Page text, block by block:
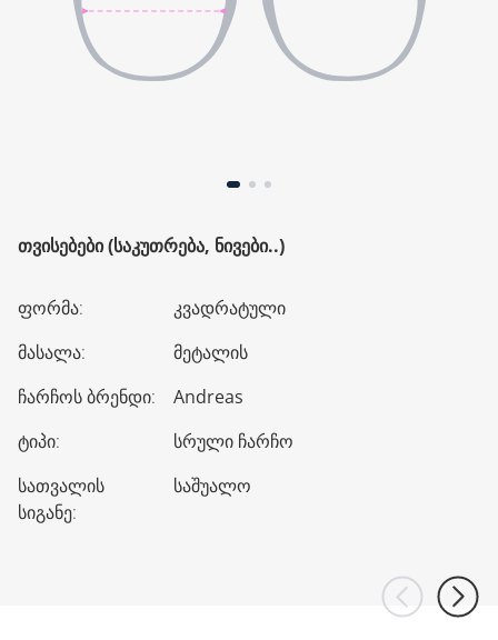
ᲗᲕᲘᲡᲔᲑᲔᲑᲘ (ᲡᲐᲙᲣᲗᲠᲔᲑᲐ, ᲜᲘᲕᲔᲑᲘ..)
ფორმა:
კვადრატული
მასალა:
მეტალის
ჩარჩოს ბრენდი:
Andreas
ტიპი:
სრული ჩარჩო
სათვალის
სიგანე:
საშუალო